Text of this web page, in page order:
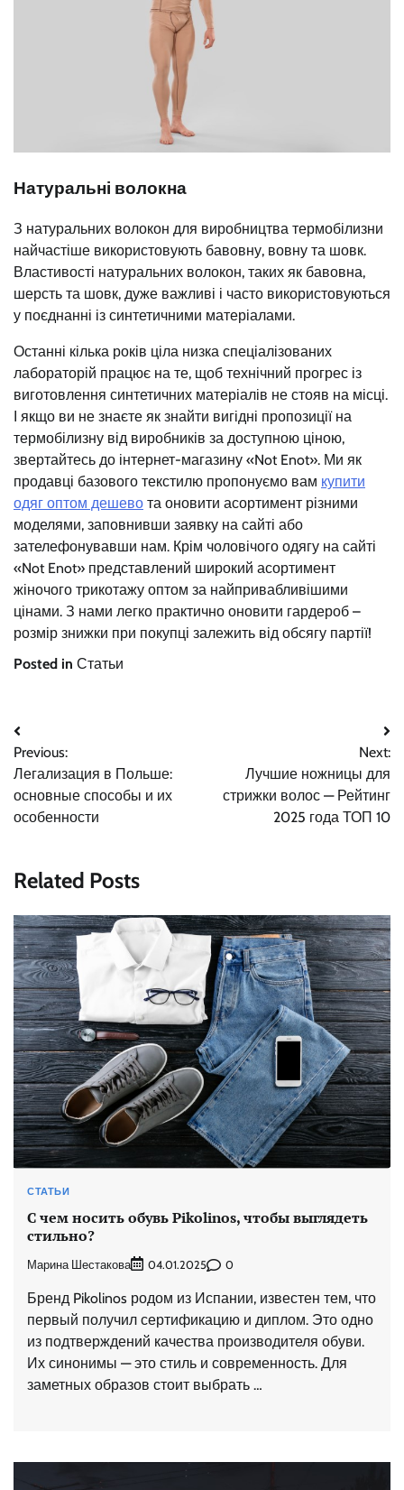
Натуральні волокна
З натуральних волокон для виробництва термобілизни
найчастіше використовують бавовну, вовну та шовк.
Властивості натуральних волокон, таких як бавовна,
шерсть та шовк, дуже важливі і часто використовуються
у поєднанні із синтетичними матеріалами.
Останні кілька років ціла низка спеціалізованих
лабораторій працює на те, щоб технічний прогрес із
виготовлення синтетичних матеріалів не стояв на місці.
І якщо ви не знаєте як знайти вигідні пропозиції на
термобілизну від виробників за доступною ціною,
звертайтесь до інтернет-магазину «Not Enot». Ми як
продавці базового текстилю пропонуємо вам купити
одяг оптом дешево та оновити асортимент різними
моделями, заповнивши заявку на сайті або
зателефонувавши нам. Крім чоловічого одягу на сайті
«Not Enot» представлений широкий асортимент
жіночого трикотажу оптом за найпривабливішими
цінами. З нами легко практично оновити гардероб –
розмір знижки при покупці залежить від обсягу партії!
Posted in Статьи
Навигация
по
записям
Previous:
Легализация в Польше:
основные способы и их
особенности
Next:
Лучшие ножницы для
стрижки волос — Рейтинг
2025 года ТОП 10
Related Posts
СТАТЬИ
С чем носить обувь Pikolinos, чтобы выглядеть
стильно?
Марина Шестакова 04.01.2025 0
Бренд Pikolinos родом из Испании, известен тем, что
первый получил сертификацию и диплом. Это одно
из подтверждений качества производителя обуви.
Их синонимы — это стиль и современность. Для
заметных образов стоит выбрать …